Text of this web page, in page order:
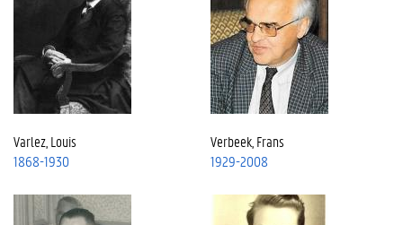
Varlez, Louis
1868-1930
Verbeek, Frans
1929-2008